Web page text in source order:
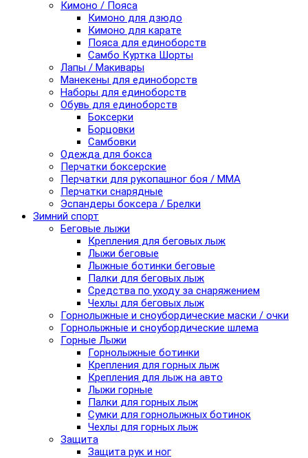
Кимоно / Пояса
Кимоно для дзюдо
Кимоно для карате
Пояса для единоборств
Самбо Куртка Шорты
Лапы / Макивары
Манекены для единоборств
Наборы для единоборств
Обувь для единоборств
Боксерки
Борцовки
Самбовки
Одежда для бокса
Перчатки боксерские
Перчатки для рукопашног боя / ММА
Перчатки снарядные
Эспандеры боксера / Брелки
Зимний спорт
Беговые лыжи
Крепления для беговых лыж
Лыжи беговые
Лыжные ботинки беговые
Палки для беговых лыж
Средства по уходу за снаряжением
Чехлы для беговых лыж
Горнолыжные и сноубордические маски / очки
Горнолыжные и сноубордические шлема
Горные Лыжи
Горнолыжные ботинки
Крепления для горных лыж
Крепления для лыж на авто
Лыжи горные
Палки для горных лыж
Сумки для горнолыжных ботинок
Чехлы для горных лыж
Защита
Защита рук и ног